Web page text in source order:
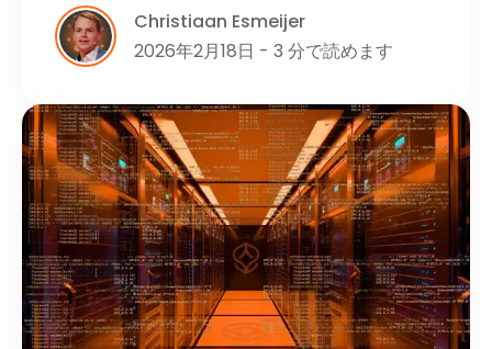
Christiaan Esmeijer
2026年2月18日 - 3 分で読めます